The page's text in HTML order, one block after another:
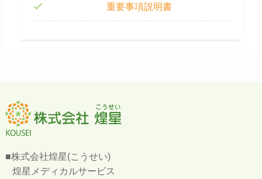
重要事項説明書
■株式会社煌星(こうせい)
煌星メディカルサービス